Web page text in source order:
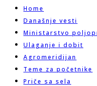
search
websiteHome
Današnje vesti
Ministarstvo
Ulaganje i dobit
Agromeridijan
Teme za početnike
Priče sa sela